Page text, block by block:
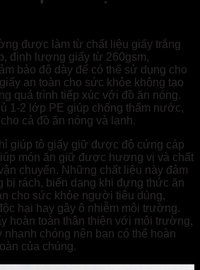
được làm từ chất liệu giấy trắng
định lượng giấy từ 260gsm,
bảo độ dày để có thể sử dụng cho
an toàn cho sức khỏe không tạo
quá trình tiếp xúc với đồ ăn nóng.
1-2 lớp PE giúp chống thấm nước,
cả đồ ăn nóng và lạnh.
giúp tô giấy giữ được độ cứng cáp
món ăn giữ được hương vị và chất
chuyển. Những chất liệu này đảm
bị rách, biến dạng khi đựng thức ăn
cho sức khỏe người tiêu dùng,
hại hay gây ô nhiễm môi trường.
hoàn toàn thân thiện với môi trường,
chóng nên bạn có thể hoàn
của chúng.